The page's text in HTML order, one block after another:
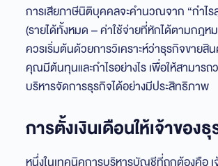
การเสียภาษีนิติบุคคลจะคำนวณจาก “กำไร
(รายได้ทั้งหมด – ค่าใช้จ่ายที่หักได้ตามกฎห
ควรเริ่มต้นด้วยการวิเคราะห์ว่าธุรกิจขายสิ
คุณมีต้นทุนและกำไรอย่างไร เพื่อให้สามารถ
บริหารจัดการธุรกิจได้อย่างมีประสิทธิภาพ
การตั้งเงินเดือนให้เจ้าของ
หนึ่งในเทคนิคการบริหารบัญชีที่ถูกต้องคือ เ